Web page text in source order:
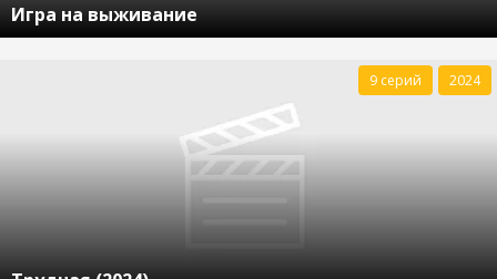
Игра на выживание
9 серий 2024